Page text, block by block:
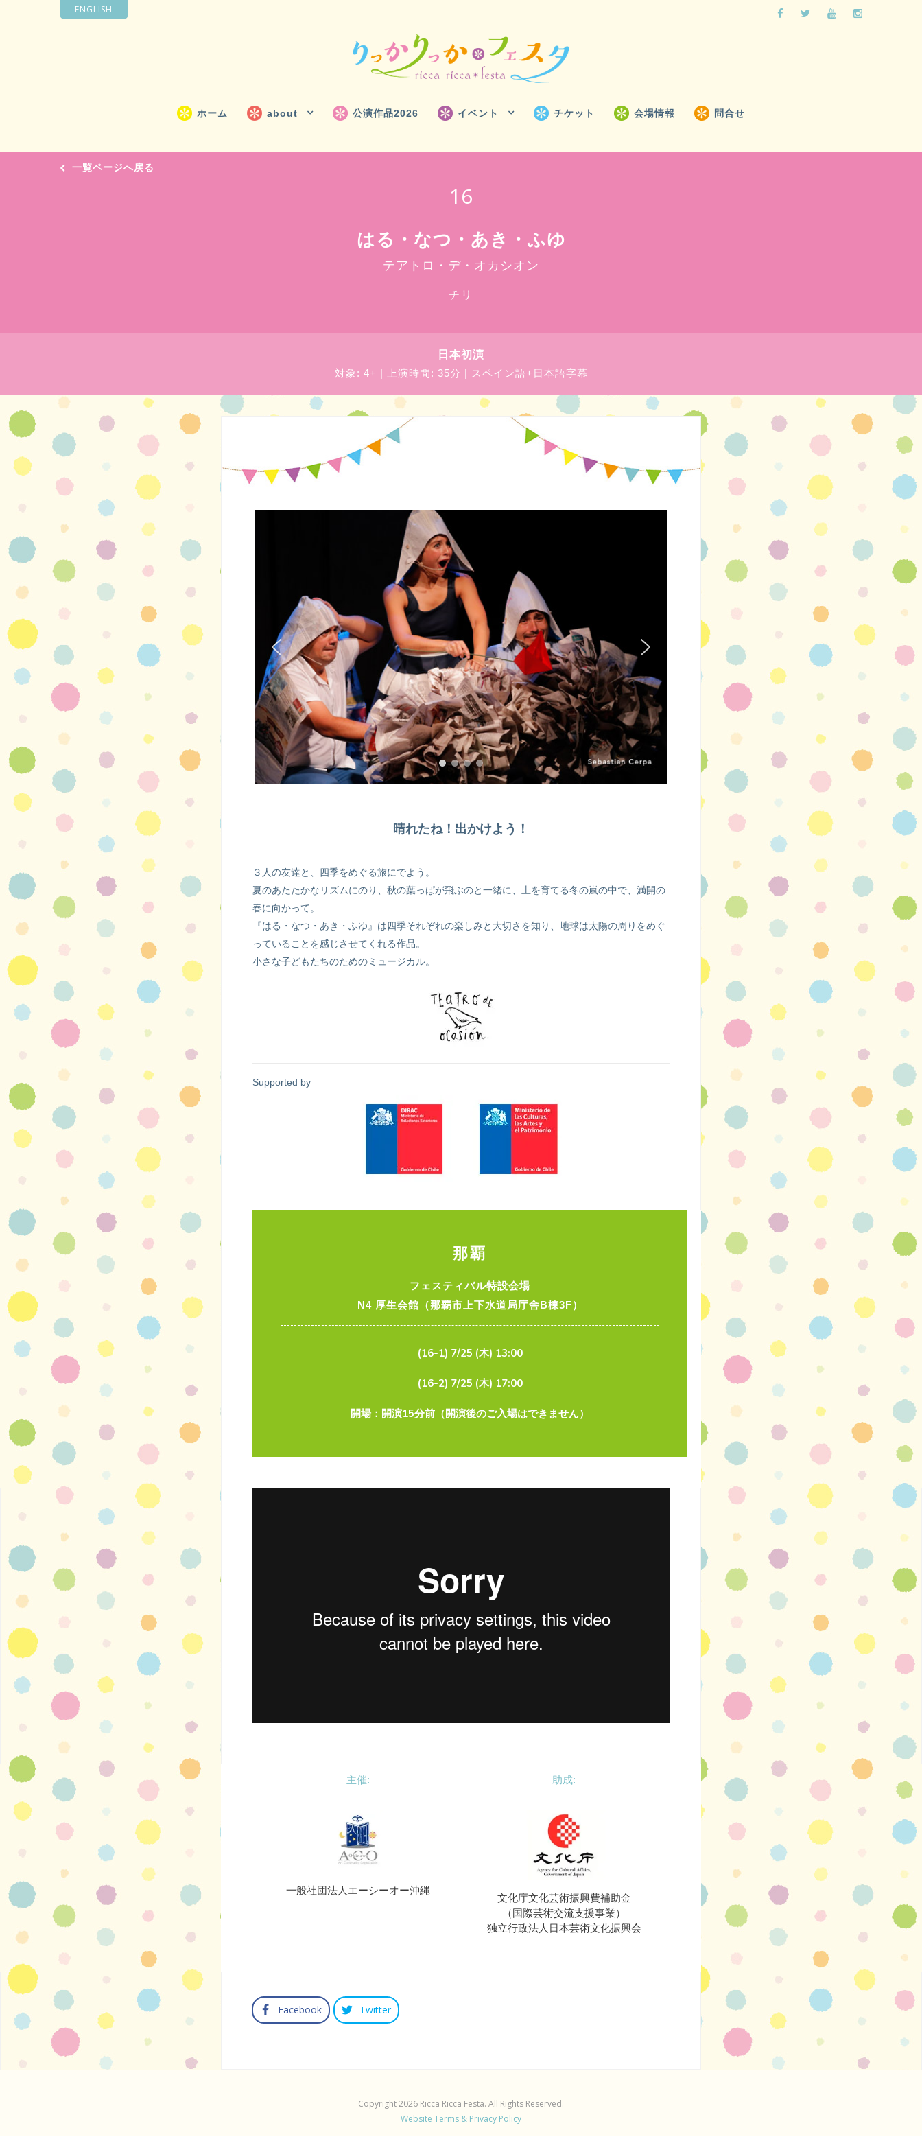
ENGLISH
ホーム about 公演作品2026 イベント チケット 会場情報 問合せ
一覧ページへ戻る
16
はる・なつ・あき・ふゆ
テアトロ・デ・オカシオン
チリ
日本初演
対象: 4+ | 上演時間: 35分 | スペイン語+日本語字幕
晴れたね！出かけよう！
３人の友達と、四季をめぐる旅にでよう。
夏のあたたかなリズムにのり、秋の葉っぱが飛ぶのと一緒に、土を育てる冬の嵐の中で、満開の
春に向かって。
『はる・なつ・あき・ふゆ』は四季それぞれの楽しみと大切さを知り、地球は太陽の周りをめぐ
っていることを感じさせてくれる作品。
小さな子どもたちのためのミュージカル。
Supported by
那覇
フェスティバル特設会場
N4 厚生会館（那覇市上下水道局庁舎B棟3F）
(16-1) 7/25 (木) 13:00
(16-2) 7/25 (木) 17:00
開場：開演15分前（開演後のご入場はできません）
主催:
一般社団法人エーシーオー沖縄
助成:
文化庁文化芸術振興費補助金
（国際芸術交流支援事業）
独立行政法人日本芸術文化振興会
Facebook Twitter
Copyright 2026 Ricca Ricca Festa. All Rights Reserved.
Website Terms & Privacy Policy